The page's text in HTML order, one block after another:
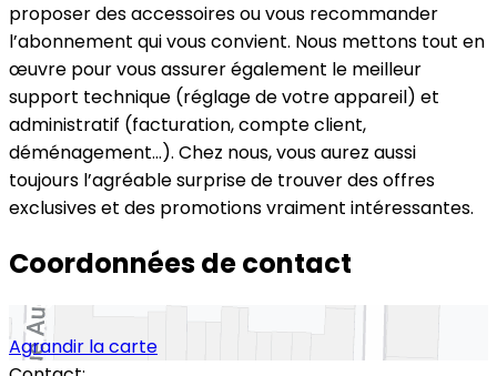
proposer des accessoires ou vous recommander
l’abonnement qui vous convient. Nous mettons tout en
œuvre pour vous assurer également le meilleur
support technique (réglage de votre appareil) et
administratif (facturation, compte client,
déménagement…). Chez nous, vous aurez aussi
toujours l’agréable surprise de trouver des offres
exclusives et des promotions vraiment intéressantes.
Coordonnées de contact
Agrandir la carte